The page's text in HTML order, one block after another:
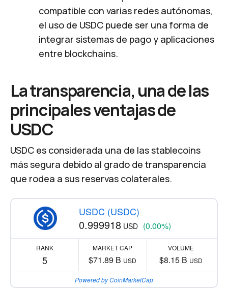
compatible con varias redes autónomas,
el uso de USDC puede ser una forma de
integrar sistemas de pago y aplicaciones
entre blockchains.
La transparencia, una de las
principales ventajas de
USDC
USDC es considerada una de las stablecoins
más segura debido al grado de transparencia
que rodea a sus reservas colaterales.
USDC (USDC)
0.999918 USD (0.00%)
RANK
5
MARKET CAP
$71.89 B USD
VOLUME
$8.15 B USD
Powered by CoinMarketCap